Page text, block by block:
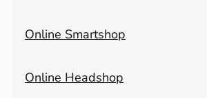
Online Smartshop
Online Headshop